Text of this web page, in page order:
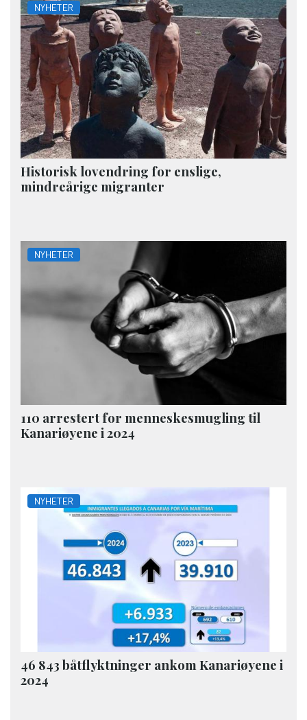
NYHETER
Historisk lovendring for enslige,
mindreårige migranter
NYHETER
110 arrestert for menneskesmugling til
Kanariøyene i 2024
NYHETER
46 843 båtflyktninger ankom Kanariøyene i
2024